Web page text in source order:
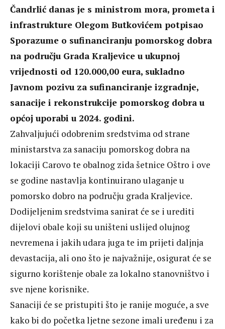
Čandrlić danas je s ministrom mora, prometa i
infrastrukture Olegom Butkovićem potpisao
Sporazume o sufinanciranju pomorskog dobra
na području Grada Kraljevice u ukupnoj
vrijednosti od 120.000,00 eura, sukladno
Javnom pozivu za sufinanciranje izgradnje,
sanacije i rekonstrukcije pomorskog dobra u
općoj uporabi u 2024. godini.
Zahvaljujući odobrenim sredstvima od strane
ministarstva za sanaciju pomorskog dobra na
lokaciji Carovo te obalnog zida šetnice Oštro i ove
se godine nastavlja kontinuirano ulaganje u
pomorsko dobro na području grada Kraljevice.
Dodijeljenim sredstvima sanirat će se i urediti
dijelovi obale koji su uništeni uslijed olujnog
nevremena i jakih udara juga te im prijeti daljnja
devastacija, ali ono što je najvažnije, osigurat će se
sigurno korištenje obale za lokalno stanovništvo i
sve njene korisnike.
Sanaciji će se pristupiti što je ranije moguće, a sve
kako bi do početka ljetne sezone imali uređenu i za